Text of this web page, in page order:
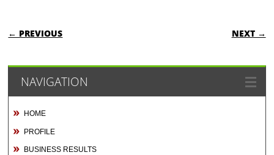
POST NAVIGATION
← PREVIOUS NEXT →
NAVIGATION
HOME
PROFILE
BUSINESS RESULTS